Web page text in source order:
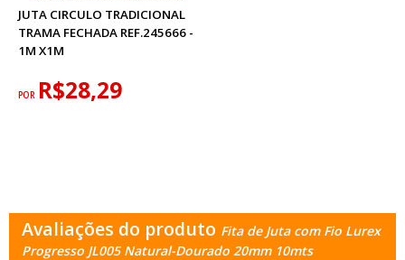
JUTA CIRCULO TRADICIONAL
TRAMA FECHADA REF.245666 -
1M X1M
POR R$28,29
Avaliações do produto Fita de Juta com Fio Lurex
Progresso JL005 Natural-Dourado 20mm 10mts